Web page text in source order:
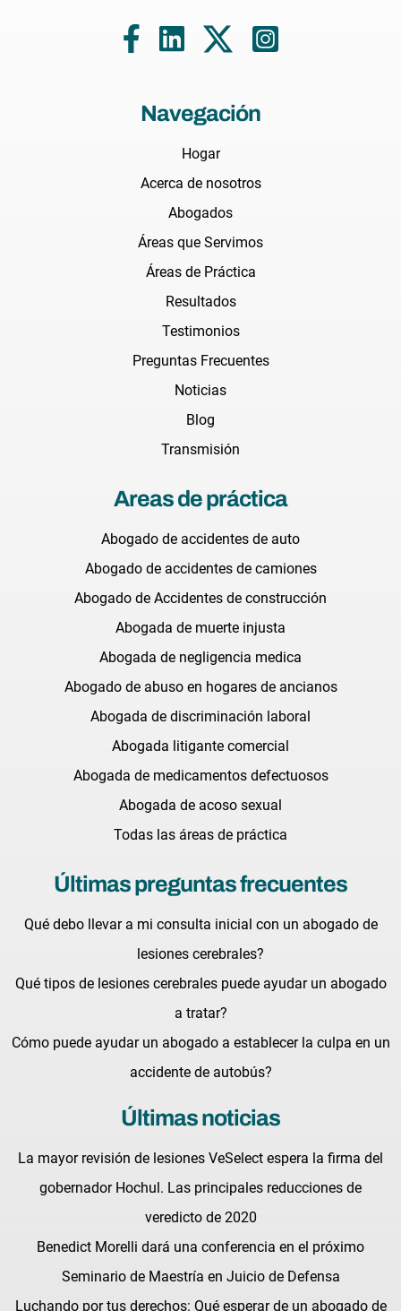
Navegación
Hogar
Acerca de nosotros
Abogados
Áreas que Servimos
Áreas de Práctica
Resultados
Testimonios
Preguntas Frecuentes
Noticias
Blog
Transmisión
Areas de práctica
Abogado de accidentes de auto
Abogado de accidentes de camiones
Abogado de Accidentes de construcción
Abogada de muerte injusta
Abogada de negligencia medica
Abogado de abuso en hogares de ancianos
Abogada de discriminación laboral
Abogada litigante comercial
Abogada de medicamentos defectuosos
Abogada de acoso sexual
Todas las áreas de práctica
Últimas preguntas frecuentes
Qué debo llevar a mi consulta inicial con un abogado de
lesiones cerebrales?
Qué tipos de lesiones cerebrales puede ayudar un abogado
a tratar?
Cómo puede ayudar un abogado a establecer la culpa en un
accidente de autobús?
Últimas noticias
La mayor revisión de lesiones VeSelect espera la firma del
gobernador Hochul. Las principales reducciones de
veredicto de 2020
Benedict Morelli dará una conferencia en el próximo
Seminario de Maestría en Juicio de Defensa
Luchando por tus derechos: Qué esperar de un abogado de